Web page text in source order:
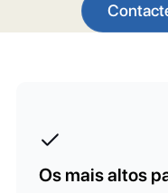
Os mais altos